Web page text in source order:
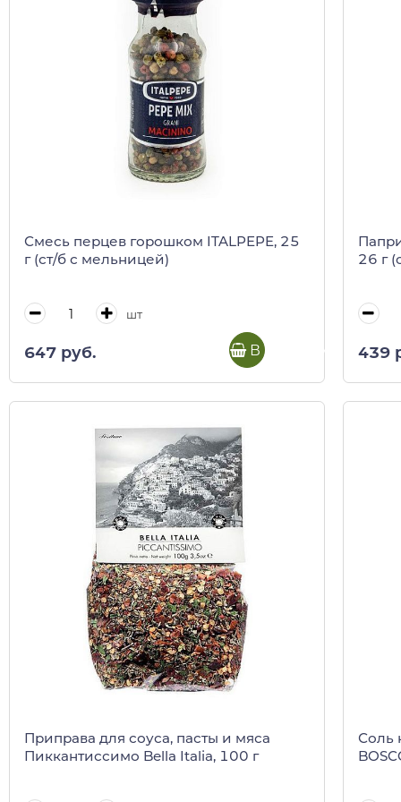
Смесь перцев горошком ITALPEPE, 25
г (ст/б с мельницей)
шт
647 руб. В корзину
26 г
439
Приправа для соуса, пасты и мяса
Пиккантиссимо Bella Italia, 100 г
Соль